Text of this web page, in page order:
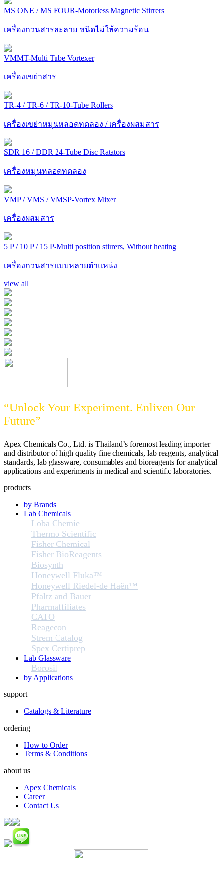
MS ONE / MS FOUR-Motorless Magnetic Stirrers
เครื่องกวนสารละลาย ชนิดไม่ให้ความร้อน
VMMT-Multi Tube Vortexer
เครื่องเขย่าสาร
TR-4 / TR-6 / TR-10-Tube Rollers
เครื่องเขย่าหมุนหลอดทดลอง / เครื่องผสมสาร
SDR 16 / DDR 24-Tube Disc Ratators
เครื่องหมุนหลอดทดลอง
VMP / VMS / VMSP-Vortex Mixer
เครื่องผสมสาร
5 P / 10 P / 15 P-Multi position stirrers, Without heating
เครื่องกวนสารแบบหลายตำแหน่ง
view all
“Unlock Your Experiment. Enliven Our
Future”
Apex Chemicals Co., Ltd. is Thailand’s foremost leading importer
and distributor of high quality fine chemicals, lab reagents, analytical
standards, lab glassware, consumables and bioreagents for analytical
applications and experiments in medical and scientific laboratories.
products
by Brands
Lab Chemicals
Loba Chemie
Thermo Scientific
Fisher Chemical
Fisher BioReagents
Biosynth
Honeywell Fluka™
Honeywell Riedel-de Haën™
Pfaltz and Bauer
Pharmaffiliates
CATO
Reagecon
Strem Catalog
Spex Certiprep
Lab Glassware
Borosil
by Applications
support
Catalogs & Literature
ordering
How to Order
Terms & Conditions
about us
Apex Chemicals
Career
Contact Us